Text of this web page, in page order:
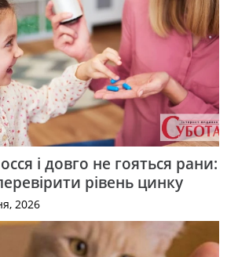
і довго не гояться рани:
рівень цинку
2026